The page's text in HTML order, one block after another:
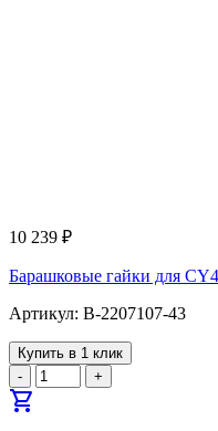
10 239 ₽
Барашковые гайки для
Артикул: B-2207107-43
Купить в 1 клик
-
+
shopping_cart